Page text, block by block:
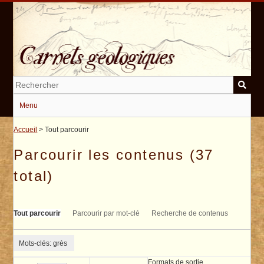
Passer
Menu
Accueil > Tout parcourir
Parcourir les contenus (37
total)
Tout parcourir Parcourir par mot-clé Recherche de contenus
Mots-clés: grès
Formats de sortie